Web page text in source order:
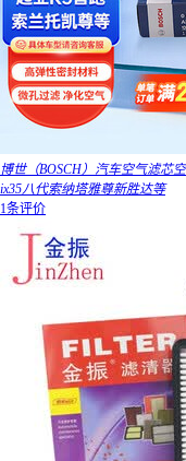
博世（BOSCH）汽车空气滤芯
ix35八代索纳塔雅尊新胜达等
1条评价